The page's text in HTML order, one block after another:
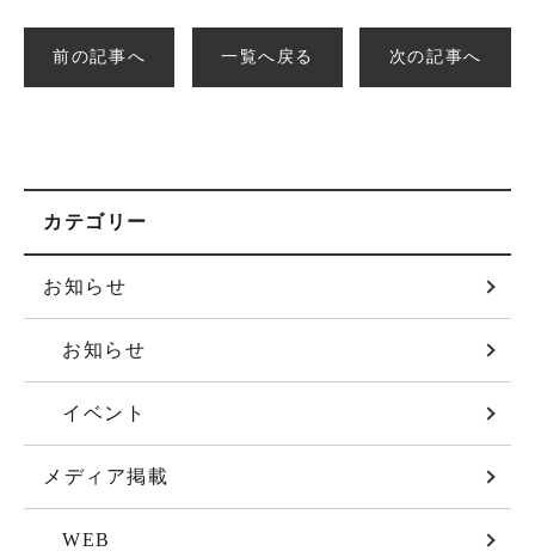
前の記事へ 一覧へ戻る 次の記事へ
カテゴリー
お知らせ
お知らせ
イベント
メディア掲載
WEB